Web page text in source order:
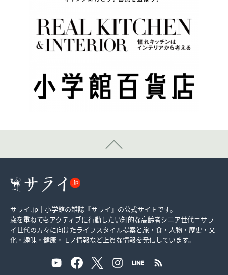
サライ.jp｜小学館の雑誌『サライ』の公式サイトです。
歳を重ねてもアクティブに行動したい知的な高齢者シニア世代＝サラ
イ世代の方々に向けたライフスタイル提案と旅・食・人物・歴史・文
化・趣味・健康・モノ情報など上質な情報を発信しています。